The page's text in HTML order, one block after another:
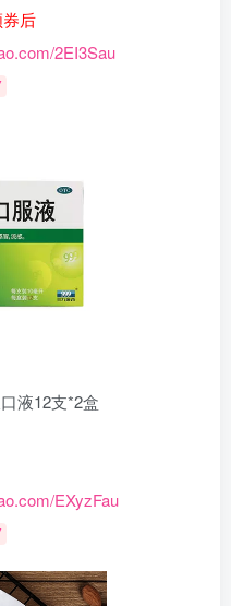
券后
2EI3Sau
液12支*2盒
EXyzFau